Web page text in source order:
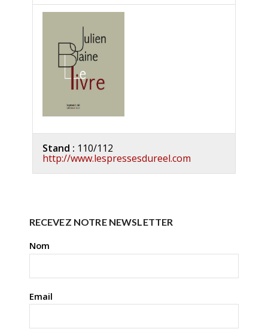
Stand : 110/112
http://www.lespressesdureel.com
RECEVEZ NOTRE NEWSLETTER
Nom
Email